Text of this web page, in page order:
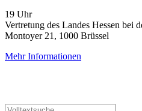
19 Uhr
Vertretung des Landes Hessen bei
Montoyer 21, 1000 Brüssel
Mehr Informationen